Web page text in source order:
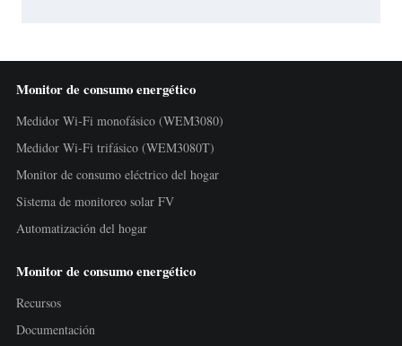
Monitor de consumo energético
Medidor Wi-Fi monofásico (WEM3080)
Medidor Wi-Fi trifásico (WEM3080T)
Monitor de consumo eléctrico del hogar
Sistema de monitoreo solar FV
Automatización del hogar
Monitor de consumo energético
Recursos
Documentación